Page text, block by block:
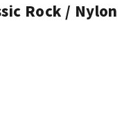
Rock / Nylon